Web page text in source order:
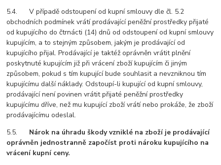
5.4. V případě odstoupení od kupní smlouvy dle čl. 5.2
obchodních podmínek vrátí prodávající peněžní prostředky přijaté
od kupujícího do čtrnácti (14) dnů od odstoupení od kupní smlouvy
kupujícím, a to stejným způsobem, jakým je prodávající od
kupujícího přijal. Prodávající je taktéž oprávněn vrátit plnění
poskytnuté kupujícím již při vrácení zboží kupujícím či jiným
způsobem, pokud s tím kupující bude souhlasit a nevzniknou tím
kupujícímu další náklady. Odstoupí-li kupující od kupní smlouvy,
prodávající není povinen vrátit přijaté peněžní prostředky
kupujícímu dříve, než mu kupující zboží vrátí nebo prokáže, že zboží
prodávajícímu odeslal.
5.5.
Nárok na úhradu škody vzniklé na zboží je prodávající
oprávněn jednostranně započíst proti nároku kupujícího na
vrácení kupní ceny.